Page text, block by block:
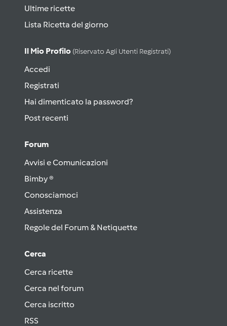
Ultime ricette
Lista Ricetta del giorno
Il Mio Profilo (riservato Agli Utenti Registrati)
Accedi
Registrati
Hai dimenticato la password?
Post recenti
Forum
Avvisi e Comunicazioni
Bimby ®
Conosciamoci
Assistenza
Regole del Forum & Netiquette
Cerca
Cerca ricette
Cerca nel forum
Cerca iscritto
RSS